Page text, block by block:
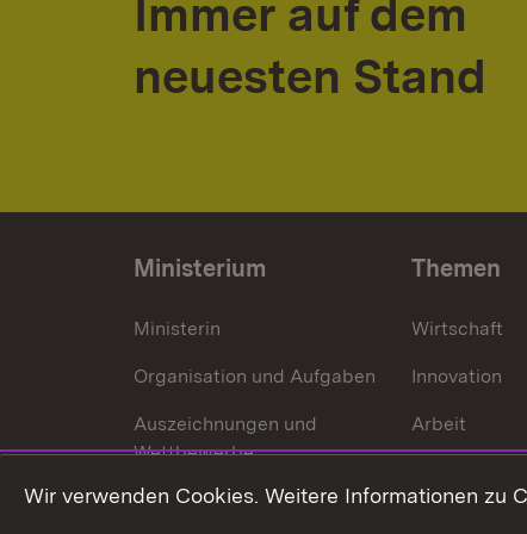
Immer auf dem
neuesten Stand
Ministerium
Ministerin
Organisation und Aufgaben
Auszeichnungen und
Wettbewerbe
Themen
Wirtschaft
Innovation
Arbeit
Wir verwenden Cookies. Weitere Informationen zu